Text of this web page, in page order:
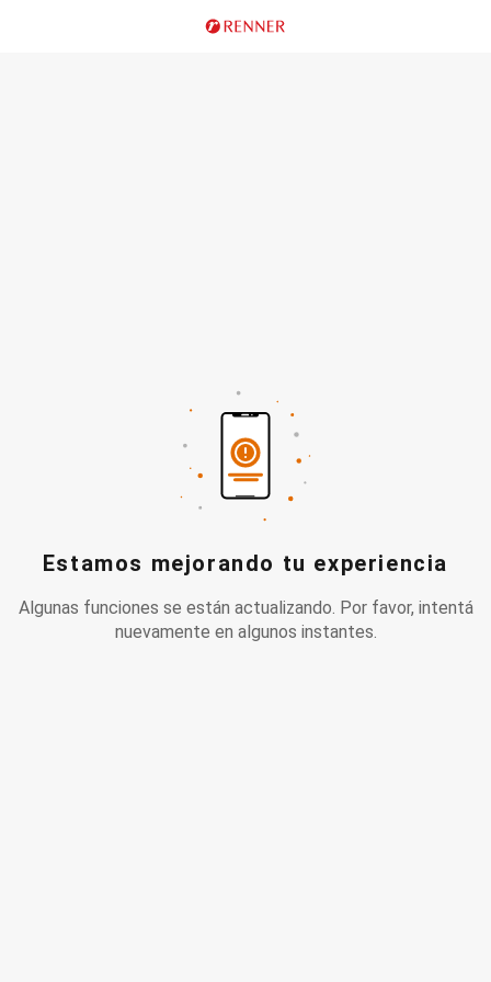
Estamos mejorando tu experiencia
Algunas funciones se están actualizando. Por favor, intentá
nuevamente en algunos instantes.